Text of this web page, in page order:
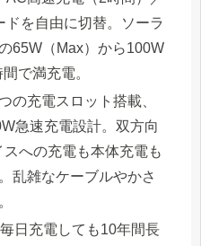
を自由に切替。ソーラ
65W（Max）から100W
で満充電。
の充電スロット搭載、
急速充電設計。双方向
への充電も本体充電も
乱雑なケーブルやかさ
日充電しても10年間長